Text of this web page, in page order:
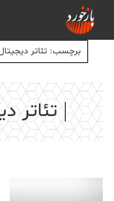
برچسب: تئاتر
تئاتر